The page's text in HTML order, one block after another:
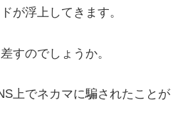
が浮上してきます。
すのでしょうか。
上でネカマに騙されたことが